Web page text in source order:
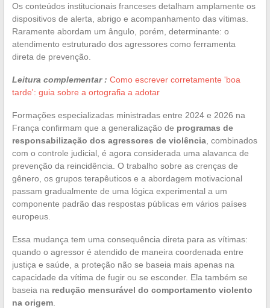
Os conteúdos institucionais franceses detalham amplamente os
dispositivos de alerta, abrigo e acompanhamento das vítimas.
Raramente abordam um ângulo, porém, determinante: o
atendimento estruturado dos agressores como ferramenta
direta de prevenção.
Leitura complementar : Como escrever corretamente 'boa
tarde': guia sobre a ortografia a adotar
Formações especializadas ministradas entre 2024 e 2026 na
França confirmam que a generalização de programas de
responsabilização dos agressores de violência, combinados
com o controle judicial, é agora considerada uma alavanca de
prevenção da reincidência. O trabalho sobre as crenças de
gênero, os grupos terapêuticos e a abordagem motivacional
passam gradualmente de uma lógica experimental a um
componente padrão das respostas públicas em vários países
europeus.
Essa mudança tem uma consequência direta para as vítimas:
quando o agressor é atendido de maneira coordenada entre
justiça e saúde, a proteção não se baseia mais apenas na
capacidade da vítima de fugir ou se esconder. Ela também se
baseia na redução mensurável do comportamento violento
na origem.